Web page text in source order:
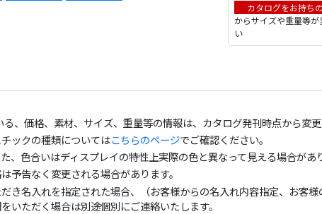
カタログをお持ち
からサイズや重量等
い
、価格、素材、サイズ、重量等の情報は、カタログ発刊時点から変
ックの種類についてはこちらのページでご確認ください。
、色合いはディスプレイの特性上実際の色と異なって見える場合があ
予告なく変更される場合があります。
き名入れを指定された場合、（お客様からの名入れ内容指定、お客
いただく場合は別途個別にご連絡いたします。